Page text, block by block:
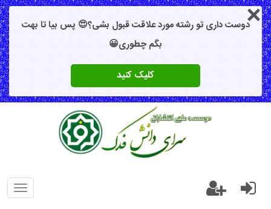
دوست داری تو رشته مورد علاقت قبول بشی؟😍 پس بیا تا بهت
بگم چطوری😀
کلیک کنید